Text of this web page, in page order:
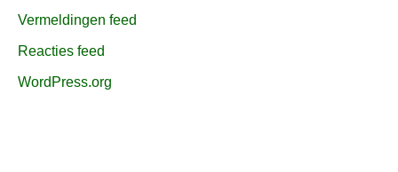
Vermeldingen feed
Reacties feed
WordPress.org